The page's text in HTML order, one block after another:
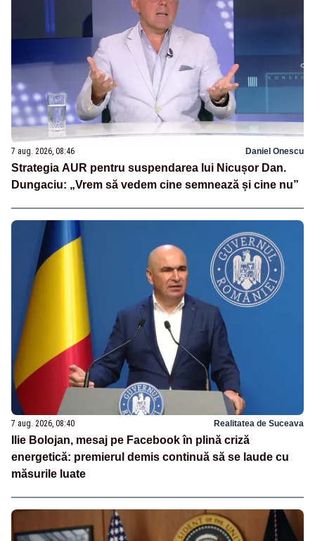
7 aug. 2026, 08:46 Daniel Onescu
Strategia AUR pentru suspendarea lui Nicușor Dan.
Dungaciu: „Vrem să vedem cine semnează și cine nu”
7 aug. 2026, 08:40 Realitatea de Suceava
Ilie Bolojan, mesaj pe Facebook în plină criză
energetică: premierul demis continuă să se laude cu
măsurile luate